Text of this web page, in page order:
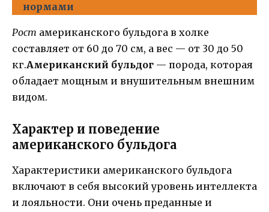
нормами
Рост американского бульдога в холке
составляет от 60 до 70 см, а вес — от 30 до 50
кг.Американский бульдог — порода, которая
обладает мощным и внушительным внешним
видом.
Характер и поведение
американского бульдога
Характеристики американского бульдога
включают в себя высокий уровень интеллекта
и лояльности. Они очень преданные и